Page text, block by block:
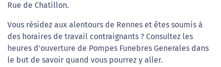
Rue de Chatillon.
Vous résidez aux alentours de Rennes et êtes soumis à
des horaires de travail contraignants ? Consultez les
heures d'ouverture de Pompes Funebres Generales dans
le but de savoir quand vous pourrez y aller.